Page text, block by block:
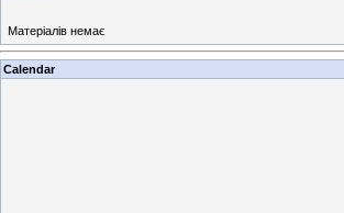
Матеріалів немає
Calendar